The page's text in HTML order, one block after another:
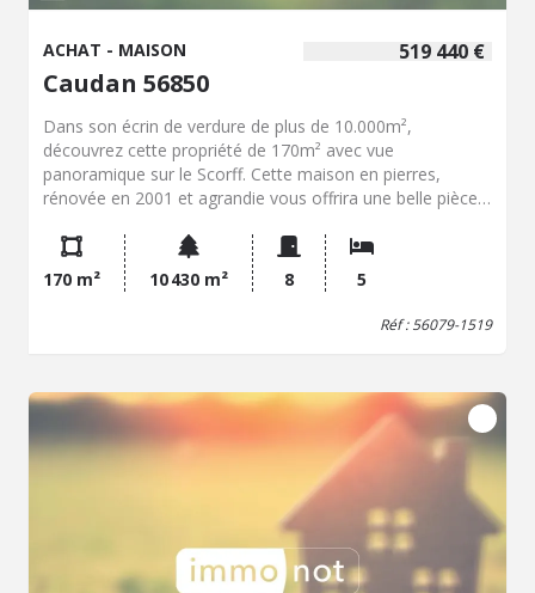
519 440 €
ACHAT - MAISON
Caudan 56850
Dans son écrin de verdure de plus de 10.000m²,
découvrez cette propriété de 170m² avec vue
panoramique sur le Scorff. Cette maison en pierres,
rénovée en 2001 et agrandie vous offrira une belle pièce
cuisine ouverte aménagée, une arrière cuisine. A l'étage,
trois chambres, une salle de douches avec WC. Vous
découvrirez également un espace accolé à la maison
principale comprenant une entrée autonome, un WC et
offre un grand garage. Au-dessus, accessible grâce a un
escalier extérieur, un appartement de type 2 avec pièce
de vie et cuisine ouverte, une chambre, une salle de
douche avec WC. Communiquant avec la maison
principale, ce logement peut aussi constituer une source
de revenus locatifs. Des travaux peuvent être entrepris
pour sublimer d'avantage cette propriété. Les
informations sur les risques auxquels ce bien est exposé
sont disponibles sur le site Géorisques .
170 m² 10 430 m² 8 5
Réf : 56079-1519